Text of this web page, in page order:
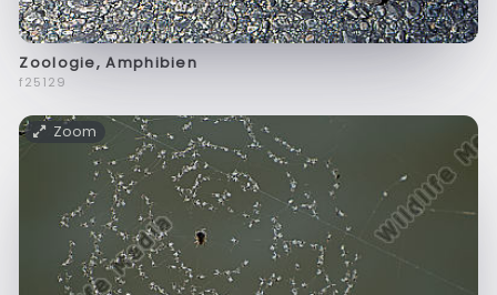
Zoologie, Amphibien
f25129
Zoom